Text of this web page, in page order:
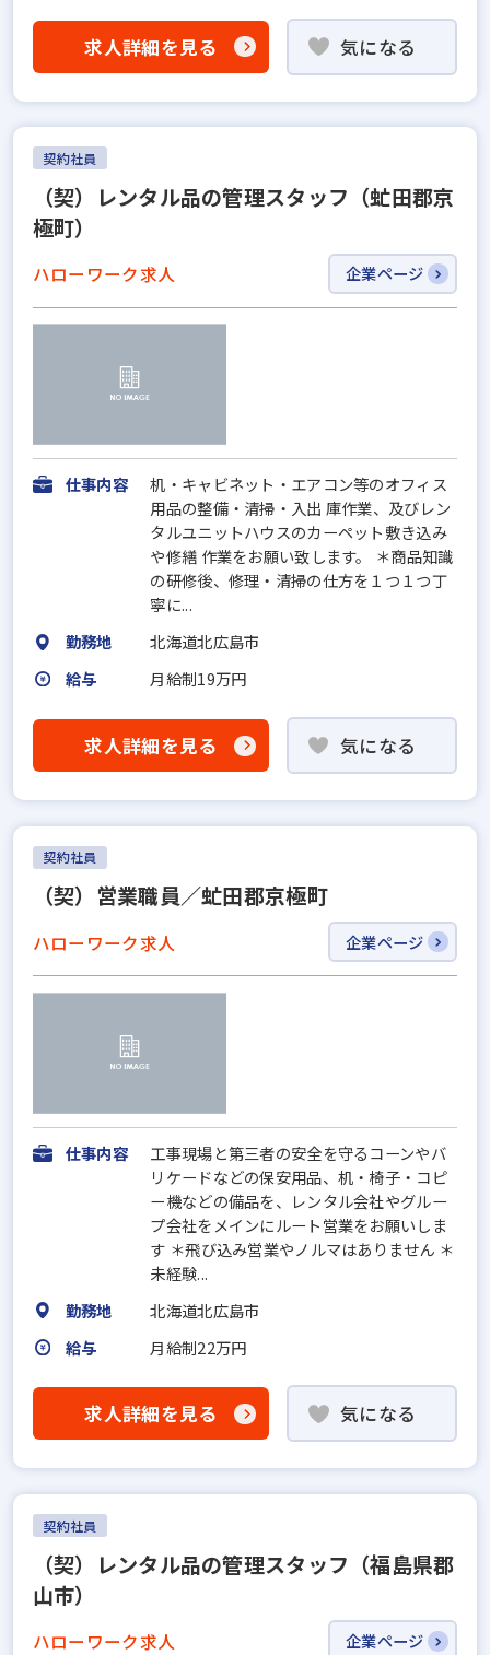
求人詳細を見る 気になる
契約社員
（契）レンタル品の管理スタッフ（虻田郡京
極町）
ハローワーク求人 企業ページ
仕事内容
机・キャビネット・エアコン等のオフィス
用品の整備・清掃・入出 庫作業、及びレン
タルユニットハウスのカーペット敷き込み
や修繕 作業をお願い致します。 ＊商品知識
の研修後、修理・清掃の仕方を１つ１つ丁
寧に...
勤務地
北海道北広島市
給与
月給制19万円
求人詳細を見る 気になる
契約社員
（契）営業職員／虻田郡京極町
ハローワーク求人 企業ページ
仕事内容
工事現場と第三者の安全を守るコーンやバ
リケードなどの保安用品、机・椅子・コピ
ー機などの備品を、レンタル会社やグルー
プ会社をメインにルート営業をお願いしま
す ＊飛び込み営業やノルマはありません ＊
未経験...
勤務地
北海道北広島市
給与
月給制22万円
求人詳細を見る 気になる
契約社員
（契）レンタル品の管理スタッフ（福島県郡
山市）
ハローワーク求人 企業ページ